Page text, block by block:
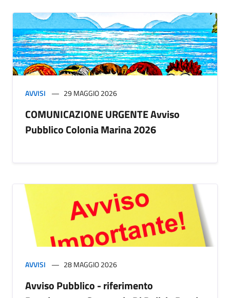
AVVISI 29 MAGGIO 2026
COMUNICAZIONE URGENTE Avviso
Pubblico Colonia Marina 2026
AVVISI 28 MAGGIO 2026
Avviso Pubblico - riferimento